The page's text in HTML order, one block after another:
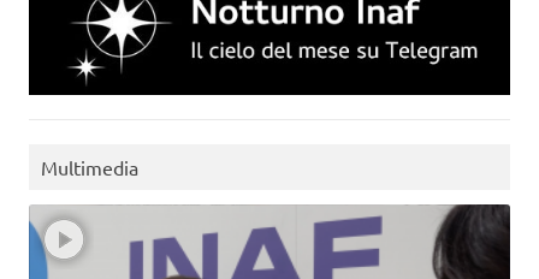
Multimedia